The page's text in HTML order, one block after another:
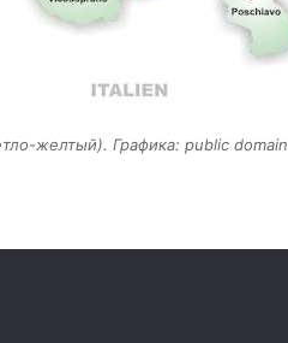
желтый). Графика: public domain